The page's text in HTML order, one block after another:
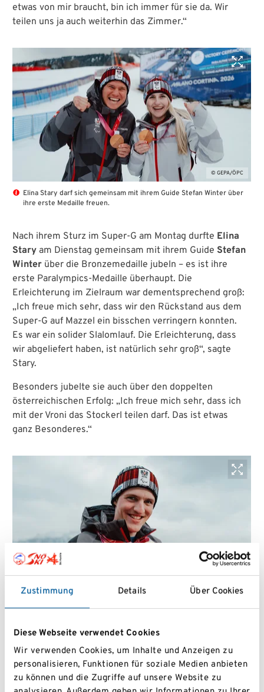
Zustimmung Details Über Cookies
Diese Webseite verwendet Cookies
Wir verwenden Cookies, um Inhalte und Anzeigen zu
personalisieren, Funktionen für soziale Medien anbieten
zu können und die Zugriffe auf unsere Website zu
etwas von mir braucht, bin ich immer für sie da. Wir
teilen uns ja auch weiterhin das Zimmer.“
© GEPA/ÖPC
Elina Stary darf sich gemeinsam mit ihrem Guide Stefan Winter über
ihre erste Medaille freuen.
Nach ihrem Sturz im Super-G am Montag durfte Elina
Stary am Dienstag gemeinsam mit ihrem GuideStefan
Winter über die Bronzemedaille jubeln – es ist ihre
erste Paralympics-Medaille überhaupt. Die
Erleichterung im Zielraum war dementsprechend groß:
„Ich freue mich sehr, dass wir den Rückstand aus dem
Super-G auf Mazzel ein bisschen verringern konnten.
Es war ein solider Slalomlauf. Die Erleichterung, dass
wir abgeliefert haben, ist natürlich sehr groß“, sagte
Stary.
Besonders jubelte sie auch über den doppelten
österreichischen Erfolg: „Ich freue mich sehr, dass ich
mit der Vroni das Stockerl teilen darf. Das ist etwas
ganz Besonderes.“
Bronzemedaille dazu: Johannes Aigner
In der sehbehinderten Klasse der Herren sicherte sich
Johannes Aignermit Guide Nico Haberl
die dritte
Medaille im dritten Bewerb der Spiele. Nach zwei
Goldmedaillen in Abfahrt und Super-G holten die